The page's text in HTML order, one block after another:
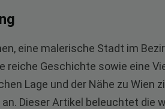
eine malerische Stadt im
reiche Geschichte sowie eine
Lage und der Nähe zu Wien
an. Dieser Artikel beleuchtet die